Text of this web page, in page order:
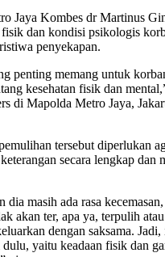
Jaya Kombes dr Martinus
fisik dan kondisi psikologis
penyekapan.
penting memang untuk
kesehatan fisik dan
di Mapolda Metro Jaya,
tersebut diperlukan
secara lengkap dan
masih ada rasa kecemasan,
akan ter, apa ya, terpulih
dengan saksama.
yaitu keadaan fisik dan